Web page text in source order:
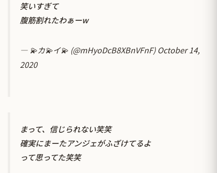
笑いすぎて
腹筋割れたわぁーw
— 💫カ💫イ💫 (@mHyoDcB8XBnVFnF) October 14,
2020
まって、信じられない笑笑
確実にまーたアンジェがふざけてるよ
って思ってた笑笑